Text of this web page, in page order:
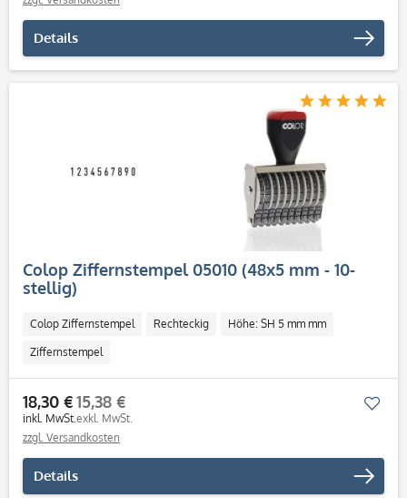
Details
Colop Ziffernstempel 05010 (48x5 mm - 10-
stellig)
Colop Ziffernstempel Rechteckig Höhe: SH 5 mm mm
Ziffernstempel
18,30 €
inkl. MwSt.
15,38 €
exkl. MwSt.
zzgl. Versandkosten
Details